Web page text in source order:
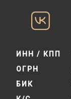
ИНН / КПП
ОГРН
БИК